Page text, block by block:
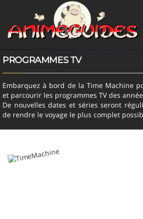
PROGRAMMES TV
Embarquez à bord de la Time Machine
et parcourir les programmes TV des
De nouvelles dates et séries seront
de rendre le voyage le plus complet
Panneau de gestion des cookies